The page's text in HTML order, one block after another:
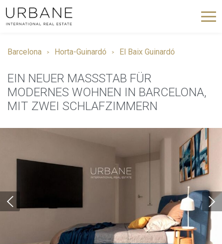
Barcelona Horta-Guinardó El Baix Guinardó
EIN NEUER MASSSTAB FÜR M
ODERNES WOHNEN IN BARCELONA, M
IT ZWEI SCHLAFZIMMERN